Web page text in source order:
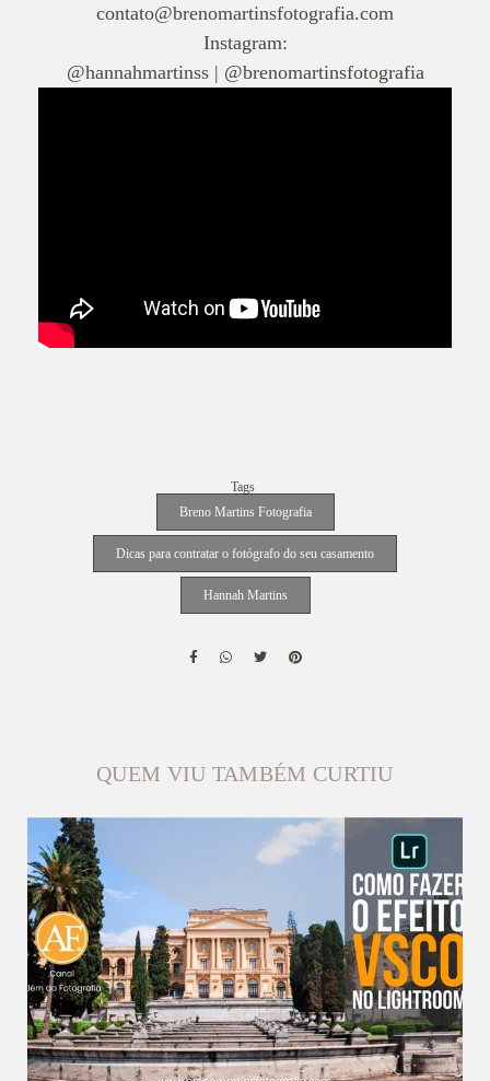
contato@brenomartinsfotografia.com
Instagram:
@hannahmartinss | @brenomartinsfotografia
Tags
Breno Martins Fotografia
Dicas para contratar o fotógrafo do seu casamento
Hannah Martins
QUEM VIU TAMBÉM CURTIU